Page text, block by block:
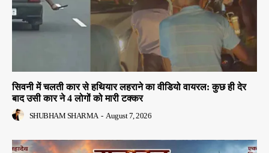
सिवनी में चलती कार से हथियार लहराने का वीडियो वायरल: कुछ ही देर
बाद उसी कार ने 4 लोगों को मारी टक्कर
SHUBHAM SHARMA - August 7, 2026